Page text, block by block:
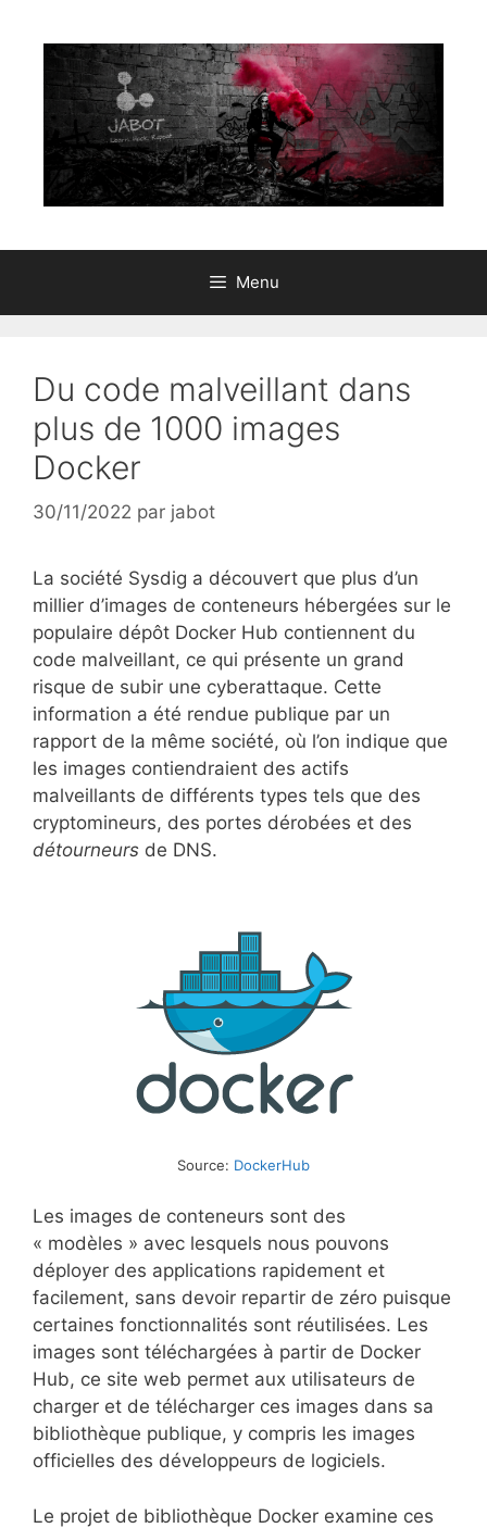
Menu
Du code malveillant dans
plus de 1000 images
Docker
30/11/2022 par jabot
La société Sysdig a découvert que plus d’un
millier d’images de conteneurs hébergées sur le
populaire dépôt Docker Hub contiennent du
code malveillant, ce qui présente un grand
risque de subir une cyberattaque. Cette
information a été rendue publique par un
rapport de la même société, où l’on indique que
les images contiendraient des actifs
malveillants de différents types tels que des
cryptomineurs, des portes dérobées et des
détourneurs de DNS.
Source: DockerHub
Les images de conteneurs sont des
« modèles » avec lesquels nous pouvons
déployer des applications rapidement et
facilement, sans devoir repartir de zéro puisque
certaines fonctionnalités sont réutilisées. Les
images sont téléchargées à partir de Docker
Hub, ce site web permet aux utilisateurs de
charger et de télécharger ces images dans sa
bibliothèque publique, y compris les images
officielles des développeurs de logiciels.
Le projet de bibliothèque Docker examine ces